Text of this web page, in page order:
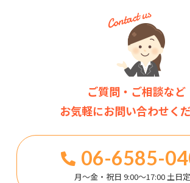
ご質問・ご相談など
お気軽にお問い合わせく
06-6585-
月～金・祝日 9:00～17:00 土日